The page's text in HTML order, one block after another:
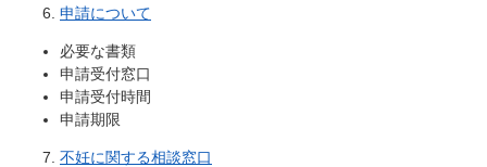
申請について
必要な書類
申請受付窓口
申請受付時間
申請期限
不妊に関する相談窓口